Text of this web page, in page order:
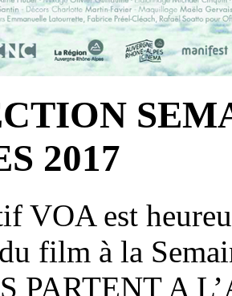
2017
VOA est
film à la
PARTENT A